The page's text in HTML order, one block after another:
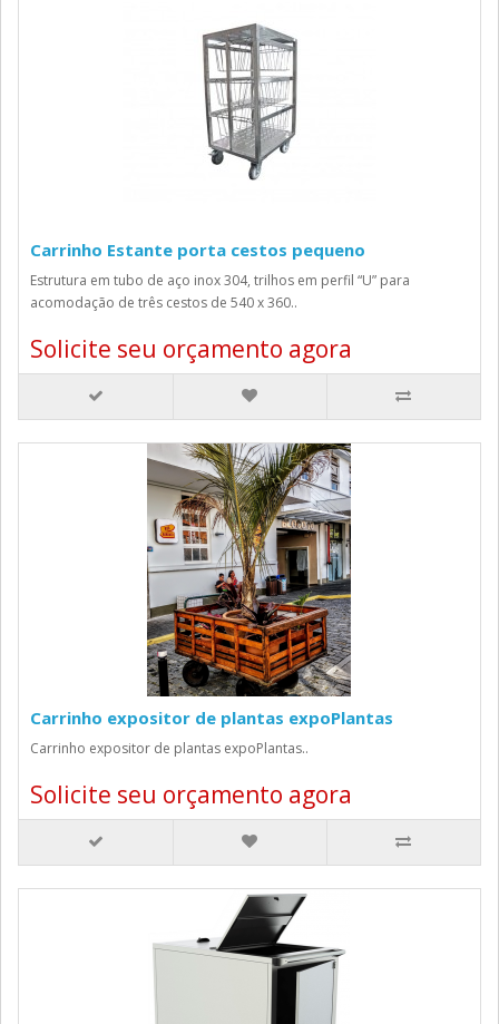
Carrinho Estante porta cestos pequeno
Estrutura em tubo de aço inox 304, trilhos em perfil “U” para
acomodação de três cestos de 540 x 360..
Solicite seu orçamento agora
Carrinho expositor de plantas expoPlantas
Carrinho expositor de plantas expoPlantas..
Solicite seu orçamento agora